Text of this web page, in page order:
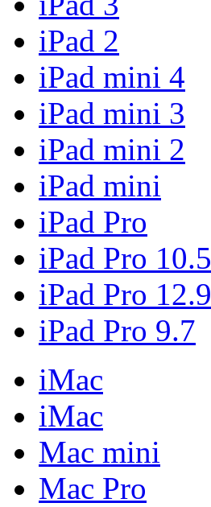
iPad 2
iPad mini 4
iPad mini 3
iPad mini 2
iPad mini
iPad Pro
iPad Pro 10.5
iPad Pro 12.9
iPad Pro 9.7
iMac
iMac
Mac mini
Mac Pro